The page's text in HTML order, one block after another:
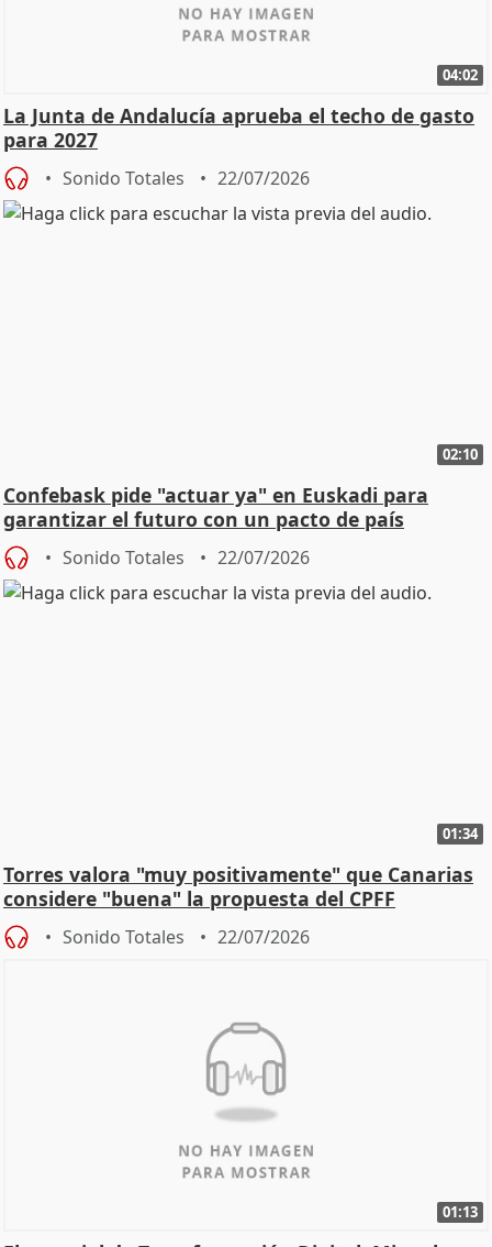
04:02
La Junta de Andalucía aprueba el techo de gasto
para 2027
Sonido Totales 22/07/2026
02:10
Confebask pide "actuar ya" en Euskadi para
garantizar el futuro con un pacto de país
Sonido Totales 22/07/2026
01:34
Torres valora "muy positivamente" que Canarias
considere "buena" la propuesta del CPFF
Sonido Totales 22/07/2026
01:13